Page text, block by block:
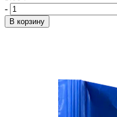
-
В корзину